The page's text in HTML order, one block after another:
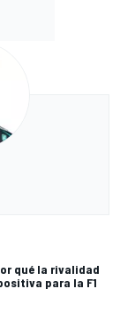
qué la rivalidad
para la F1